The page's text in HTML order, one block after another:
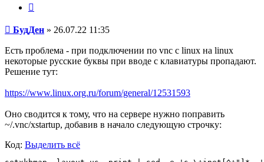
Сообщение
БудДен » 26.07.22 11:35
Есть проблема - при подключении по vnc с linux на linux
некоторые русские буквы при вводе с клавиатуры пропадают.
Решение тут:
https://www.linux.org.ru/forum/general/12531593
Оно сводится к тому, что на сервере нужно поправить
~/.vnc/xstartup, добавив в начало следующую строчку:
Код: Выделить всё